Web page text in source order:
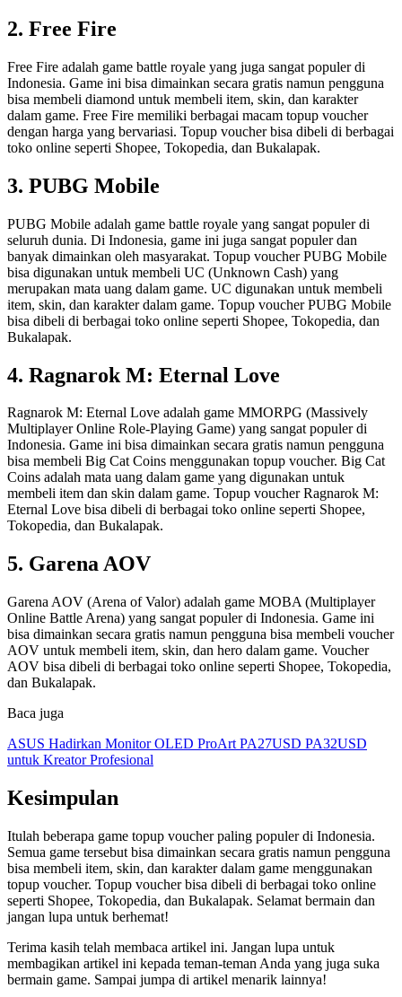
2. Free Fire
Free Fire adalah game battle royale yang juga sangat populer di
Indonesia. Game ini bisa dimainkan secara gratis namun pengguna
bisa membeli diamond untuk membeli item, skin, dan karakter
dalam game. Free Fire memiliki berbagai macam topup voucher
dengan harga yang bervariasi. Topup voucher bisa dibeli di berbagai
toko online seperti Shopee, Tokopedia, dan Bukalapak.
3. PUBG Mobile
PUBG Mobile adalah game battle royale yang sangat populer di
seluruh dunia. Di Indonesia, game ini juga sangat populer dan
banyak dimainkan oleh masyarakat. Topup voucher PUBG Mobile
bisa digunakan untuk membeli UC (Unknown Cash) yang
merupakan mata uang dalam game. UC digunakan untuk membeli
item, skin, dan karakter dalam game. Topup voucher PUBG Mobile
bisa dibeli di berbagai toko online seperti Shopee, Tokopedia, dan
Bukalapak.
4. Ragnarok M: Eternal Love
Ragnarok M: Eternal Love adalah game MMORPG (Massively
Multiplayer Online Role-Playing Game) yang sangat populer di
Indonesia. Game ini bisa dimainkan secara gratis namun pengguna
bisa membeli Big Cat Coins menggunakan topup voucher. Big Cat
Coins adalah mata uang dalam game yang digunakan untuk
membeli item dan skin dalam game. Topup voucher Ragnarok M:
Eternal Love bisa dibeli di berbagai toko online seperti Shopee,
Tokopedia, dan Bukalapak.
5. Garena AOV
Garena AOV (Arena of Valor) adalah game MOBA (Multiplayer
Online Battle Arena) yang sangat populer di Indonesia. Game ini
bisa dimainkan secara gratis namun pengguna bisa membeli voucher
AOV untuk membeli item, skin, dan hero dalam game. Voucher
AOV bisa dibeli di berbagai toko online seperti Shopee, Tokopedia,
dan Bukalapak.
Baca juga
ASUS Hadirkan Monitor OLED ProArt PA27USD PA32USD
untuk Kreator Profesional
Kesimpulan
Itulah beberapa game topup voucher paling populer di Indonesia.
Semua game tersebut bisa dimainkan secara gratis namun pengguna
bisa membeli item, skin, dan karakter dalam game menggunakan
topup voucher. Topup voucher bisa dibeli di berbagai toko online
seperti Shopee, Tokopedia, dan Bukalapak. Selamat bermain dan
jangan lupa untuk berhemat!
Terima kasih telah membaca artikel ini. Jangan lupa untuk
membagikan artikel ini kepada teman-teman Anda yang juga suka
bermain game. Sampai jumpa di artikel menarik lainnya!